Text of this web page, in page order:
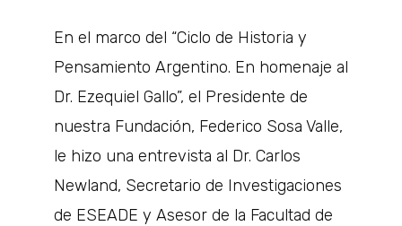
En el marco del “Ciclo de Historia y
Pensamiento Argentino. En homenaje al
Dr. Ezequiel Gallo”, el Presidente de
nuestra Fundación, Federico Sosa Valle,
le hizo una entrevista al Dr. Carlos
Newland, Secretario de Investigaciones
de ESEADE y Asesor de la Facultad de